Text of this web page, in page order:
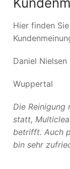
Hier finden
Daniel Nielsen
Wuppertal
Die Reinigung
statt,
betrifft. Auch
bin sehr